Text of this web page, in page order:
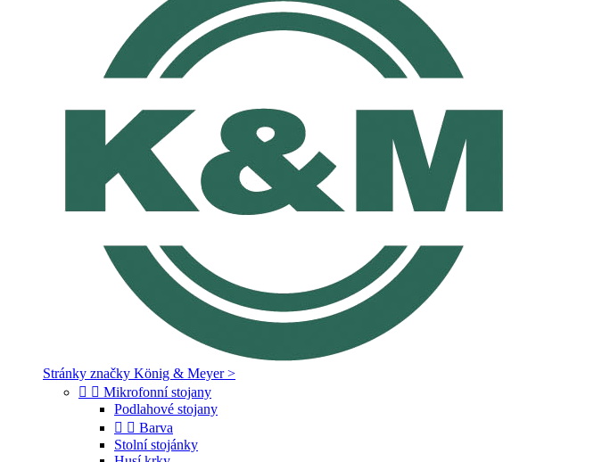
Stránky značky König & Meyer >
  Mikrofonní stojany
Podlahové stojany
  Barva
Stolní stojánky